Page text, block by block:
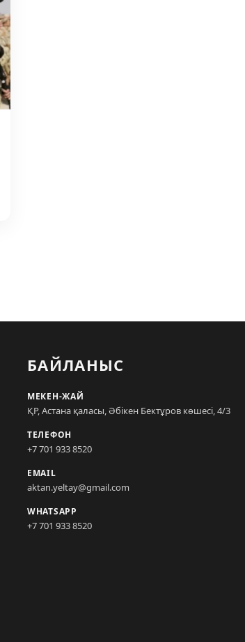
БАЙЛАНЫС
МЕКЕН-ЖАЙ
ҚР, Астана қаласы, Әбікен Бектұров көшесі, 4/3
ТЕЛЕФОН
+7 701 933 8520
EMAIL
aktan.yeltay@gmail.com
WHATSAPP
+7 701 933 8520